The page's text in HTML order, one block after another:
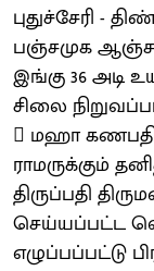
புதுச்சேரி -
பஞ்சமுக
இங்கு 36
சிலை
 மஹா
ராமருக்கும்
திருப்பதி
செய்யப்பட்ட
எழுப்பப்பட்டு